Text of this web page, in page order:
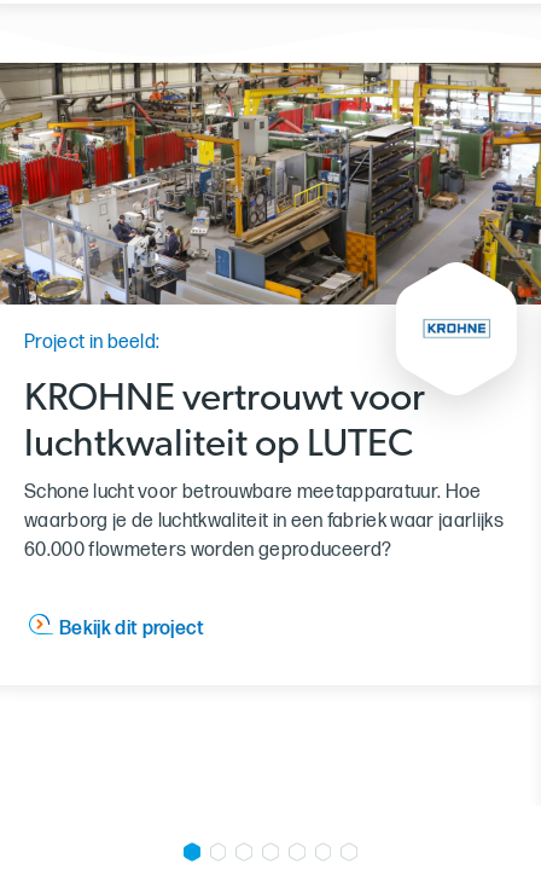
Project in beeld:
KROHNE vertrouwt voor
luchtkwaliteit op LUTEC
Schone lucht voor betrouwbare meetapparatuur. Hoe
waarborg je de luchtkwaliteit in een fabriek waar jaarlijks
60.000 flowmeters worden geproduceerd?
Bekijk dit project